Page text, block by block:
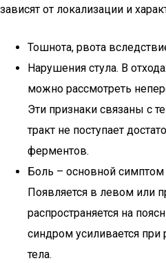
зависят от локализации и
Тошнота, рвота
Нарушения стула. В
можно рассмотреть
Эти признаки связаны с
тракт не поступает
ферментов.
Боль – основной симптом
Появляется в левом или
распространяется на
синдром усиливается
тела.